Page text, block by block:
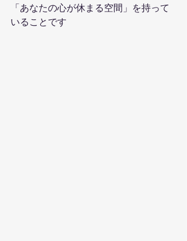
「あなたの心が休まる空間」を持って
いることです